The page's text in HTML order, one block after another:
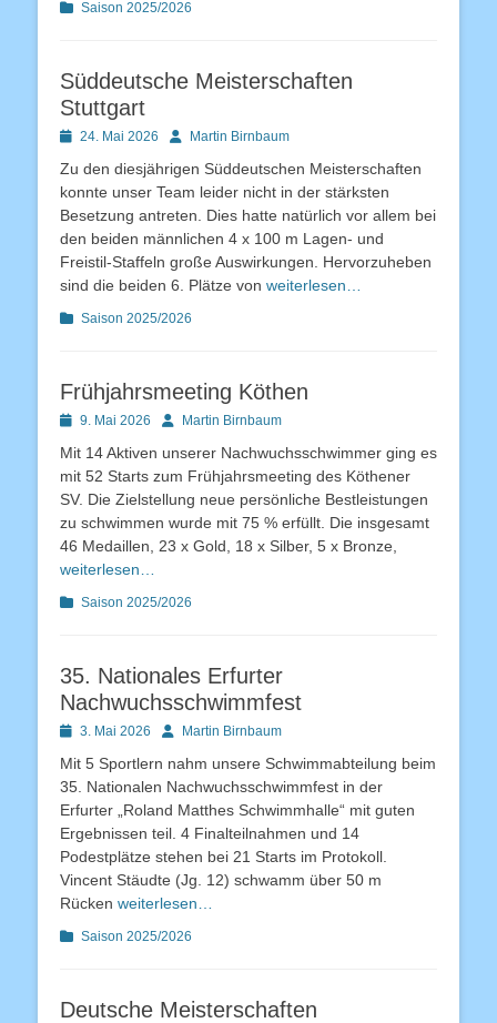
Kategorien
Saison 2025/2026
Süddeutsche Meisterschaften
Stuttgart
Posted24. Mai 2026 AutorMartin Birnbaum
Zu den diesjährigen Süddeutschen Meisterschaften
konnte unser Team leider nicht in der stärksten
Besetzung antreten. Dies hatte natürlich vor allem bei
den beiden männlichen 4 x 100 m Lagen- und
Freistil-Staffeln große Auswirkungen. Hervorzuheben
sind die beiden 6. Plätze von weiterlesen…
Kategorien
Saison 2025/2026
Frühjahrsmeeting Köthen
Posted9. Mai 2026 AutorMartin Birnbaum
Mit 14 Aktiven unserer Nachwuchsschwimmer ging es
mit 52 Starts zum Frühjahrsmeeting des Köthener
SV. Die Zielstellung neue persönliche Bestleistungen
zu schwimmen wurde mit 75 % erfüllt. Die insgesamt
46 Medaillen, 23 x Gold, 18 x Silber, 5 x Bronze,
weiterlesen…
Kategorien
Saison 2025/2026
35. Nationales Erfurter
Nachwuchsschwimmfest
Posted3. Mai 2026 AutorMartin Birnbaum
Mit 5 Sportlern nahm unsere Schwimmabteilung beim
35. Nationalen Nachwuchsschwimmfest in der
Erfurter „Roland Matthes Schwimmhalle“ mit guten
Ergebnissen teil. 4 Finalteilnahmen und 14
Podestplätze stehen bei 21 Starts im Protokoll.
Vincent Stäudte (Jg. 12) schwamm über 50 m
Rücken weiterlesen…
Kategorien
Saison 2025/2026
Deutsche Meisterschaften